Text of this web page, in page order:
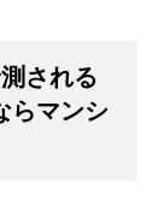
される
らマンシ